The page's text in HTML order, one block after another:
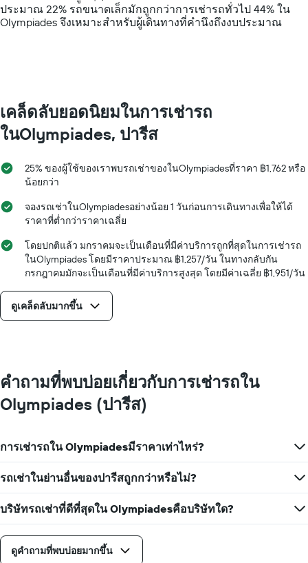
Y
axis
4000.
ประมาณ 22% รถขนาดเล็กมักถูกกว่าการเช่ารถทั่วไป 44% ใน
Olympiades จึงเหมาะสำหรับผู้เดินทางที่คำนึงถึงงบประมาณ
เคล็ดลับยอดนิยมในการเช่ารถ
ในOlympiades, ปารีส
25% ของผู้ใช้ของเราพบรถเช่าของในOlympiadesที่ราคา ฿1,762 หรือ
น้อยกว่า
จองรถเช่าในOlympiadesอย่างน้อย 1 วันก่อนการเดินทางเพื่อให้ได้
ราคาที่ต่ำกว่าราคาเฉลี่ย
โดยปกติแล้ว มกราคมจะเป็นเดือนที่มีค่าบริการถูกที่สุดในการเช่ารถ
ในOlympiades โดยมีราคาประมาณ ฿1,257/วัน ในทางกลับกัน
กรกฎาคมมักจะเป็นเดือนที่มีค่าบริการสูงสุด โดยมีค่าเฉลี่ย ฿1,951/วัน
ดูเคล็ดลับมากขึ้น
คำถามที่พบบ่อยเกี่ยวกับการเช่ารถใน
Olympiades (ปารีส)
การเช่ารถใน Olympiadesมีราคาเท่าไหร่?
รถเช่าในย่านอื่นของปารีสถูกกว่าหรือไม่?
บริษัทรถเช่าที่ดีที่สุดใน Olympiadesคือบริษัทใด?
ดูคำถามที่พบบ่อยมากขึ้น